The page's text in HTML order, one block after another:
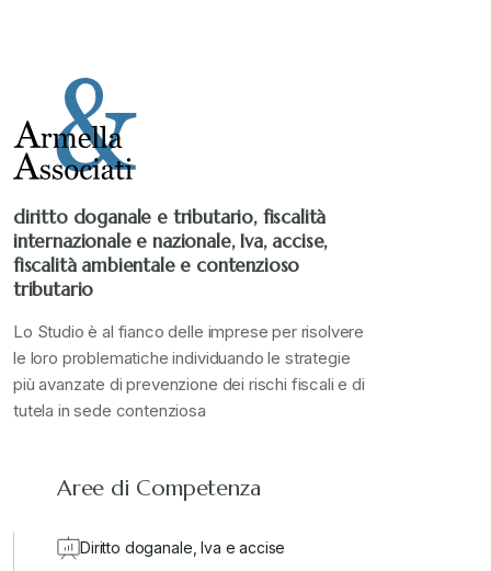
diritto doganale e tributario, fiscalità
internazionale e nazionale, Iva, accise,
fiscalità ambientale e contenzioso
tributario
Lo Studio è al fianco delle imprese per risolvere
le loro problematiche individuando le strategie
più avanzate di prevenzione dei rischi fiscali e di
tutela in sede contenziosa
Aree di Competenza
Diritto doganale, Iva e accise